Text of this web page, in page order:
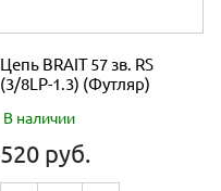
Цепь BRAIT 57 зв. RS
(3/8LP-1.3) (Футляр)
В наличии
520 руб.